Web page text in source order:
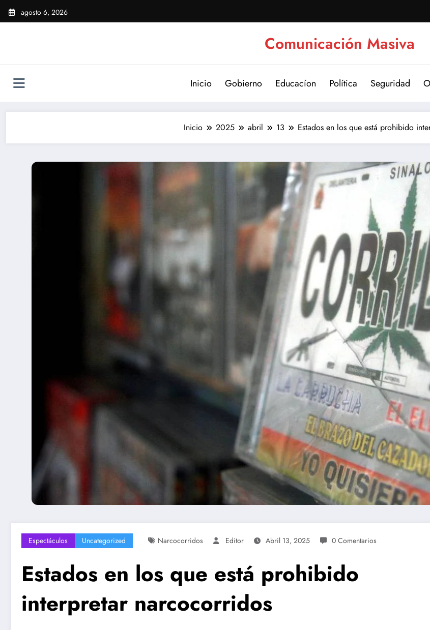
Saltar
agosto 6, 2026
Comunicación Masiva
Inicio Gobierno Educacíon Política Seguridad
Inicio 2025 abril 13 Estados en los que está prohibido
Espectáculos Uncategorized Narcocorridos Editor Abril 13, 2025 0 Comentarios
Estados en los que está prohibido
interpretar narcocorridos